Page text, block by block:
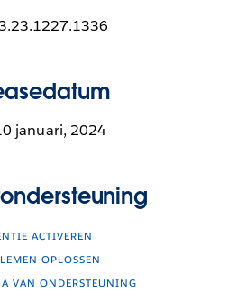
januari, 2024
ACTIVEREN
OPLOSSEN
VAN ONDERSTEUNING